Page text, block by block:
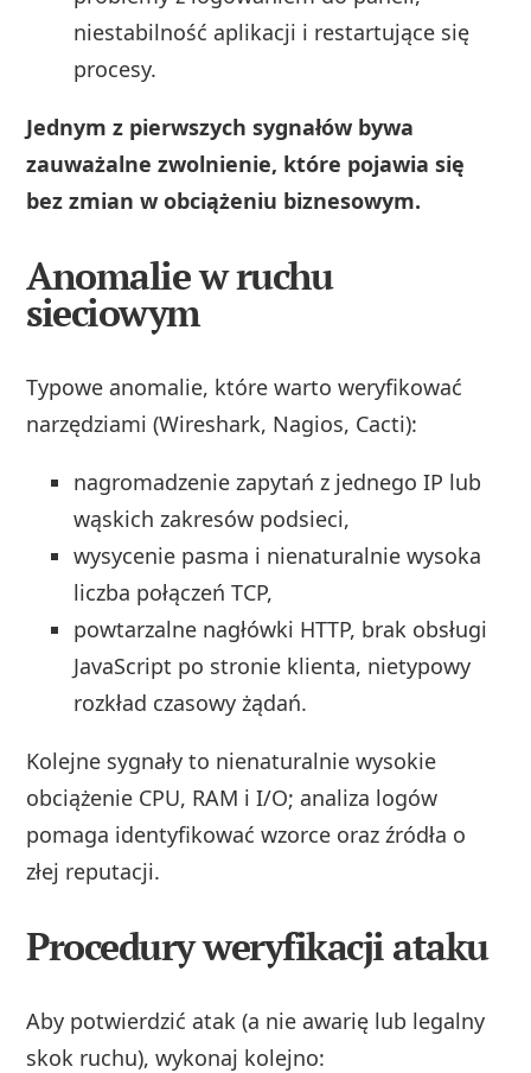
niestabilność aplikacji i restartujące się
procesy.
Jednym z pierwszych sygnałów bywa
zauważalne zwolnienie, które pojawia się
bez zmian w obciążeniu biznesowym.
Anomalie w ruchu
sieciowym
Typowe anomalie, które warto weryfikować
narzędziami (Wireshark, Nagios, Cacti):
nagromadzenie zapytań z jednego IP lub
wąskich zakresów podsieci,
wysycenie pasma i nienaturalnie wysoka
liczba połączeń TCP,
powtarzalne nagłówki HTTP, brak obsługi
JavaScript po stronie klienta, nietypowy
rozkład czasowy żądań.
Kolejne sygnały to nienaturalnie wysokie
obciążenie CPU, RAM i I/O; analiza logów
pomaga identyfikować wzorce oraz źródła o
złej reputacji.
Procedury weryfikacji ataku
Aby potwierdzić atak (a nie awarię lub legalny
skok ruchu), wykonaj kolejno: